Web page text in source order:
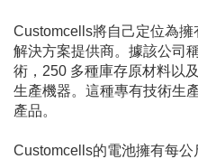
Customcells將自己定位為
解決方案提供商。據該公司
術，250 多種庫存原材料以
生產機器。這種專有技術生
產品。
Customcells的電池擁有每